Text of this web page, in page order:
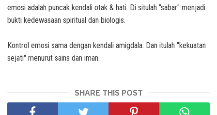
emosi adalah puncak kendali otak & hati. Di situlah "sabar" menjadi
bukti kedewasaan spiritual dan biologis.
Kontrol emosi sama dengan kendali amigdala. Dan itulah "kekuatan
sejati" menurut sains dan iman.
SHARE THIS POST